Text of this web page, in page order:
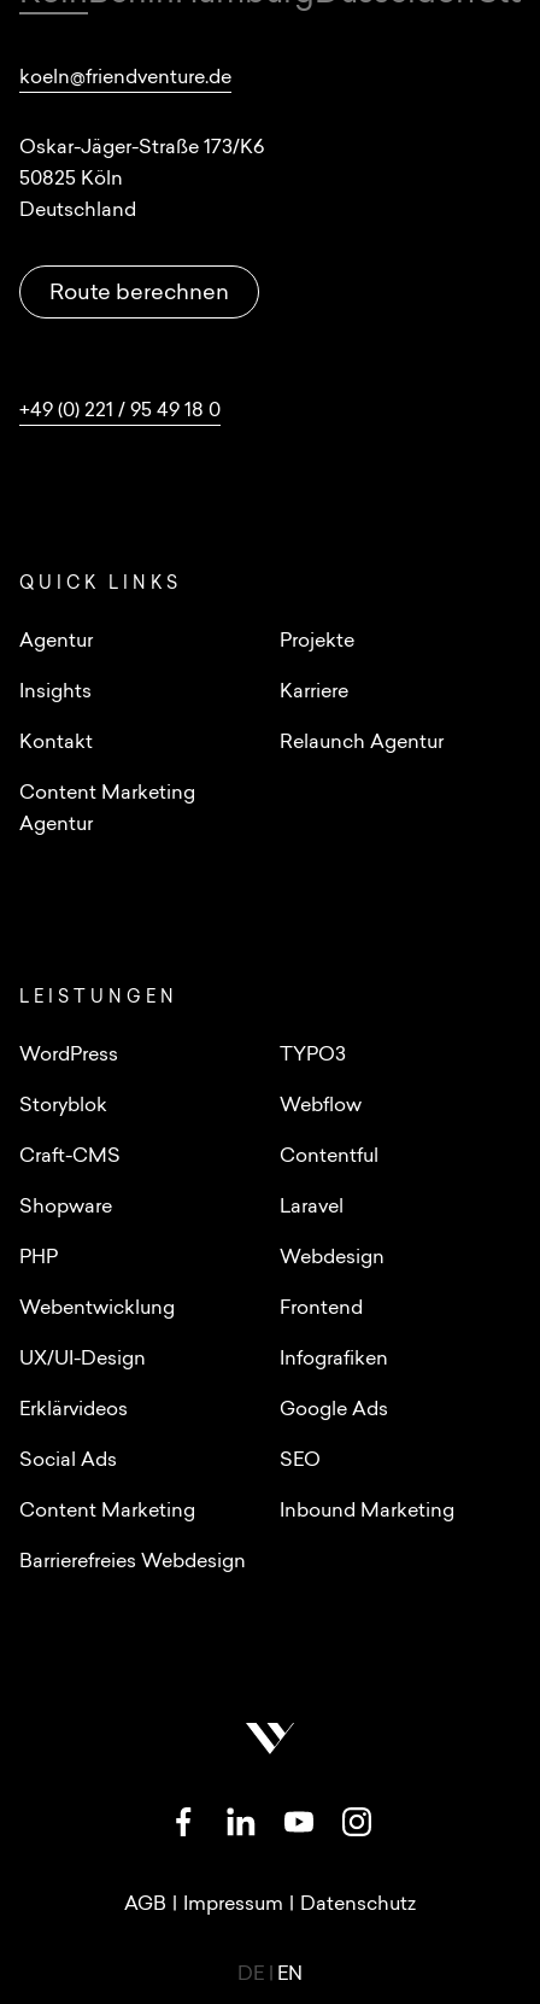
koeln@friendventure.de
Oskar-Jäger-Straße 173/K6
50825 Köln
Deutschland
Route berechnen
+49 (0) 221 / 95 49 18 0
LEISTUNGEN
WordPress TYPO3
Storyblok Webflow
Craft-CMS Contentful
Shopware Laravel
PHP Webdesign
Webentwicklung Frontend
UX/UI-Design Infografiken
Erklärvideos Google Ads
Social Ads SEO
Content Marketing Inbound Marketing
Barrierefreies Webdesign
QUICK LINKS
Agentur Projekte
Insights Karriere
Kontakt Relaunch Agentur
Content Marketing
Agentur
SOZIALE NETZWERKE
RECHTLICHE LINKS
AGB Impressum Datenschutz
LANGUAGE SWITCHER
DE EN